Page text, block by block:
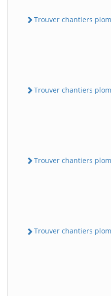
Trouver chantiers
Trouver chantiers
Trouver chantiers
Trouver chantiers